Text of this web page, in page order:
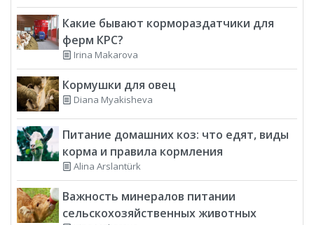
Какие бывают кормораздатчики для
ферм КРС?
Irina Makarova
Кормушки для овец
Diana Myakisheva
Питание домашних коз: что едят, виды
корма и правила кормления
Alina Arslantürk
Важность минералов питании
сельскохозяйственных животных